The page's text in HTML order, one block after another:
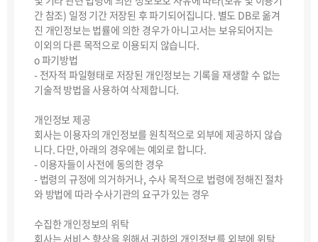
간 참조) 일정 기간 저장된 후 파기되어집니다. 별도 DB로 옮겨
진 개인정보는 법률에 의한 경우가 아니고서는 보유되어지는
이외의 다른 목적으로 이용되지 않습니다.
ο 파기방법
- 전자적 파일형태로 저장된 개인정보는 기록을 재생할 수 없는
기술적 방법을 사용하여 삭제합니다.
개인정보 제공
회사는 이용자의 개인정보를 원칙적으로 외부에 제공하지 않습
니다. 다만, 아래의 경우에는 예외로 합니다.
- 이용자들이 사전에 동의한 경우
- 법령의 규정에 의거하거나, 수사 목적으로 법령에 정해진 절차
와 방법에 따라 수사기관의 요구가 있는 경우
수집한 개인정보의 위탁
회사는 서비스 향상을 위해서 귀하의 개인정보를 외부에 위탁